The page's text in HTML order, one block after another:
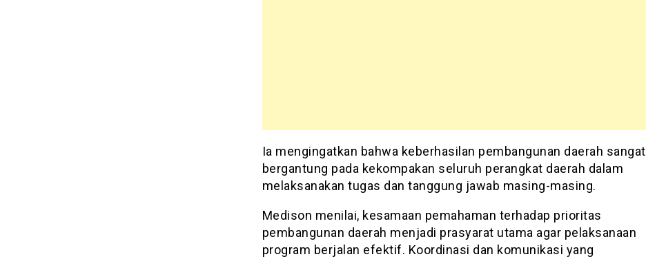
Ia mengingatkan bahwa keberhasilan pembangunan daerah sangat
bergantung pada kekompakan seluruh perangkat daerah dalam
melaksanakan tugas dan tanggung jawab masing-masing.
Medison menilai, kesamaan pemahaman terhadap prioritas
pembangunan daerah menjadi prasyarat utama agar pelaksanaan
program berjalan efektif. Koordinasi dan komunikasi yang